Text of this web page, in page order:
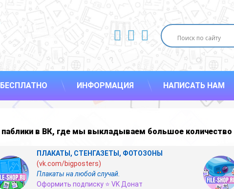
ВКонтакте
YouTube
E-mail
БЕСПЛАТНО ИНФОРМАЦИЯ НАПИСАТЬ НАМ
паблики в ВК, где мы выкладываем большое количество
ПЛАКАТЫ, СТЕНГАЗЕТЫ, ФОТОЗОНЫ
(vk.com/bigposters)
Плакаты на любой случай.
Оформить подписку ⭐ VK Донат